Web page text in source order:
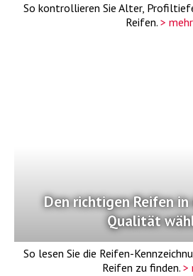
So kontrollieren Sie Alter,
Reifen. > mehr
Den richtigen Reifen
Qualität
So lesen Sie die Reifen-
Reifen zu finden. >